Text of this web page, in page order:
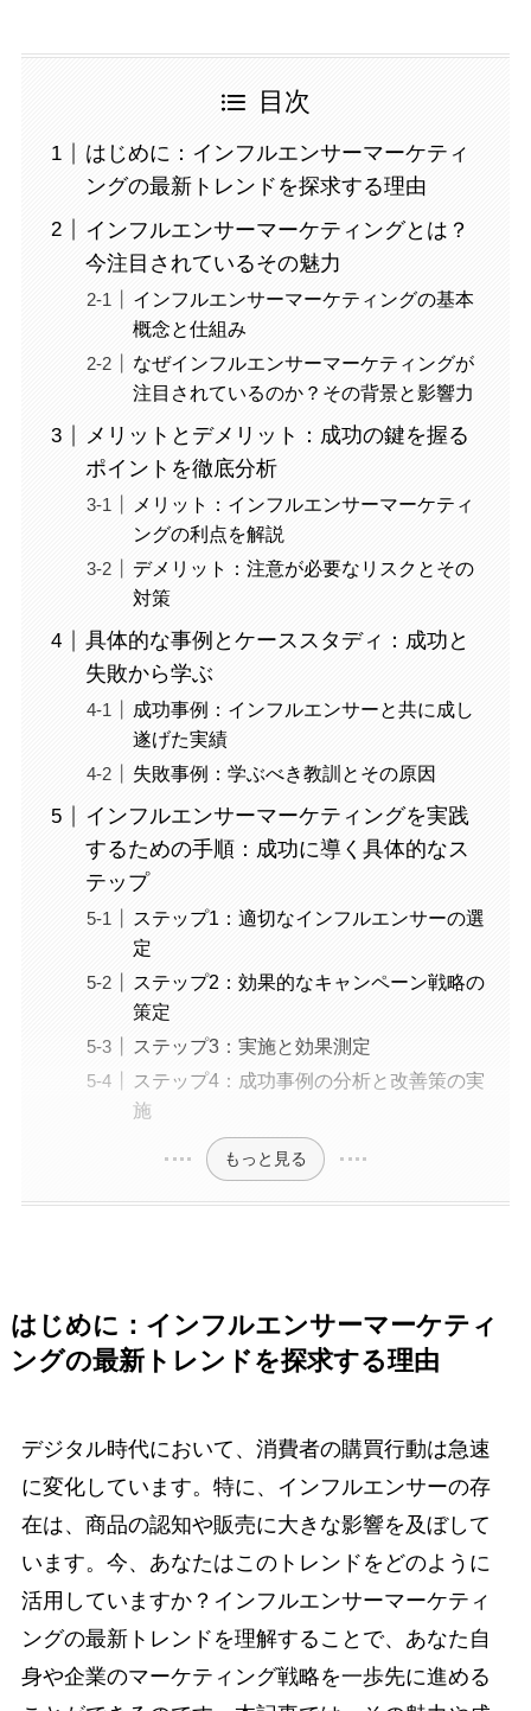
目次
はじめに：インフルエンサーマーケティ
ングの最新トレンドを探求する理由
インフルエンサーマーケティングとは？
今注目されているその魅力
インフルエンサーマーケティングの基本
概念と仕組み
なぜインフルエンサーマーケティングが
注目されているのか？その背景と影響力
メリットとデメリット：成功の鍵を握る
ポイントを徹底分析
メリット：インフルエンサーマーケティ
ングの利点を解説
デメリット：注意が必要なリスクとその
対策
具体的な事例とケーススタディ：成功と
失敗から学ぶ
成功事例：インフルエンサーと共に成し
遂げた実績
失敗事例：学ぶべき教訓とその原因
インフルエンサーマーケティングを実践
するための手順：成功に導く具体的なス
テップ
ステップ1：適切なインフルエンサーの選
定
ステップ2：効果的なキャンペーン戦略の
策定
ステップ3：実施と効果測定
ステップ4：成功事例の分析と改善策の実
施
もっと見る
はじめに：インフルエンサーマーケティ
ングの最新トレンドを探求する理由
デジタル時代において、消費者の購買行動は急速
に変化しています。特に、インフルエンサーの存
在は、商品の認知や販売に大きな影響を及ぼして
います。今、あなたはこのトレンドをどのように
活用していますか？インフルエンサーマーケティ
ングの最新トレンドを理解することで、あなた自
身や企業のマーケティング戦略を一歩先に進める